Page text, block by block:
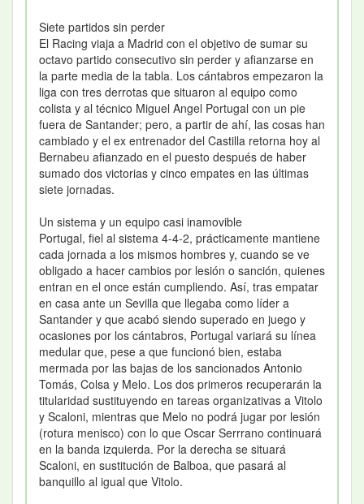
Siete partidos sin perder
El Racing viaja a Madrid con el objetivo de sumar su
octavo partido consecutivo sin perder y afianzarse en
la parte media de la tabla. Los cántabros empezaron la
liga con tres derrotas que situaron al equipo como
colista y al técnico Miguel Angel Portugal con un pie
fuera de Santander; pero, a partir de ahí, las cosas han
cambiado y el ex entrenador del Castilla retorna hoy al
Bernabeu afianzado en el puesto después de haber
sumado dos victorias y cinco empates en las últimas
siete jornadas.
Un sistema y un equipo casi inamovible
Portugal, fiel al sistema 4-4-2, prácticamente mantiene
cada jornada a los mismos hombres y, cuando se ve
obligado a hacer cambios por lesión o sanción, quienes
entran en el once están cumpliendo. Así, tras empatar
en casa ante un Sevilla que llegaba como líder a
Santander y que acabó siendo superado en juego y
ocasiones por los cántabros, Portugal variará su línea
medular que, pese a que funcionó bien, estaba
mermada por las bajas de los sancionados Antonio
Tomás, Colsa y Melo. Los dos primeros recuperarán la
titularidad sustituyendo en tareas organizativas a Vitolo
y Scaloni, mientras que Melo no podrá jugar por lesión
(rotura menisco) con lo que Oscar Serrrano continuará
en la banda izquierda. Por la derecha se situará
Scaloni, en sustitución de Balboa, que pasará al
banquillo al igual que Vitolo.